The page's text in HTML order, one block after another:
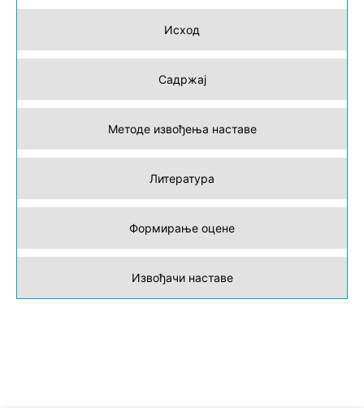
Исход
Садржај
Методе извођења наставе
Литература
Формирање оцене
Извођачи наставе